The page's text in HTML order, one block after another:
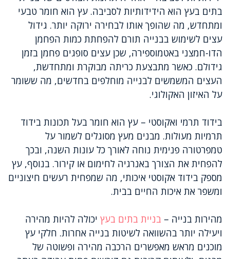
בתים בעץ הוא הידידותיות לסביבה. עץ הוא חומר טבעי
ומתחדש, מה שהופך אותו לבחירה ירוקה יותר. גידול
עצים לשימוש בבנייה תורם להפחתת כמות הפחמן
הדו-חמצני באטמוספירה, שכן עצים סופגים פחמן בזמן
גידולם. כאשר מתבצעת כריתה מבוקרת ומתחדשת,
העצים המשמשים לבנייה מוחלפים בחדשים, מה ששומר
על האיזון האקולוגי.
בידוד תרמי ואקוסטי – עץ הוא חומר בעל תכונות בידוד
תרמיות מעולות. מבנים מעץ מסוגלים לשמור על
טמפרטורה פנימית נוחה לאורך כל עונות השנה, ובכך
להפחית את הצורך באנרגיה לחימום או קירור. בנוסף, עץ
מספק בידוד אקוסטי איכותי, מה שמפחית רעשים חיצוניים
ומשפר את איכות החיים בבית.
מהירות בנייה – בניית בתים בעץ יכולה להיות מהירה
ויעילה יותר בהשוואה לשיטות בנייה אחרות. חלקי עץ
מוכנים מראש מאפשרים הרכבה מהירה ופשוטה של